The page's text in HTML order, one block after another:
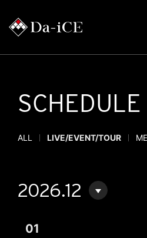
SCHEDULE
ALL LIVE/EVENT/TOUR
2026.12
01